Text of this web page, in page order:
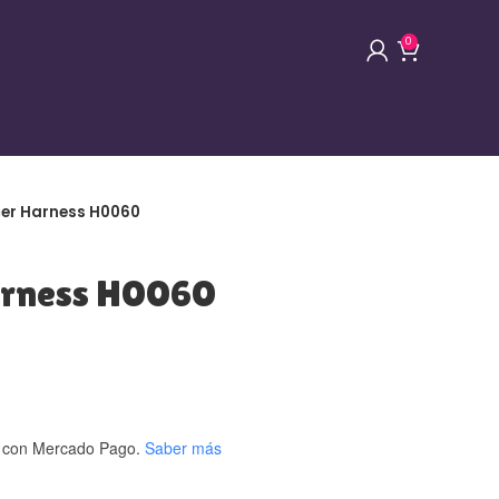
0
Harness H0060
H0060
con Mercado Pago. Saber más